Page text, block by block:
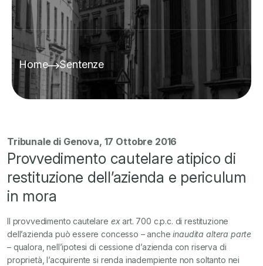
Home Sentenze
Tribunale di Genova, 17 Ottobre 2016
Provvedimento cautelare atipico di
restituzione dell’azienda e periculum
in mora
Il provvedimento cautelare exart. 700 c.p.c. di restituzione
dell’azienda può essere concesso – ancheinaudita altera parte
– qualora, nell’ipotesi di cessione d’azienda con riserva di
proprietà, l’acquirente si renda inadempiente non soltanto nei